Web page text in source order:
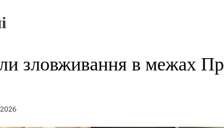
зловживання в межах